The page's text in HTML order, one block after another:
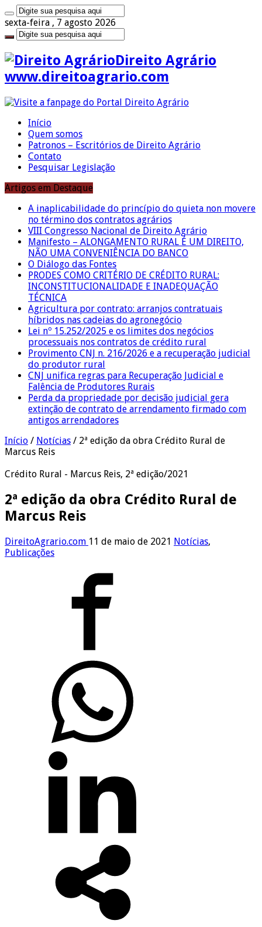
sexta-feira , 7 agosto 2026
Direito Agrário
www.direitoagrario.com
Início
Quem somos
Patronos – Escritórios de Direito Agrário
Contato
Pesquisar Legislação
Artigos em Destaque
A inaplicabilidade do princípio do quieta non movere
no término dos contratos agrários
VIII Congresso Nacional de Direito Agrário
Manifesto – ALONGAMENTO RURAL É UM DIREITO,
NÃO UMA CONVENIÊNCIA DO BANCO
O Diálogo das Fontes
PRODES COMO CRITÉRIO DE CRÉDITO RURAL:
INCONSTITUCIONALIDADE E INADEQUAÇÃO
TÉCNICA
Agricultura por contrato: arranjos contratuais
híbridos nas cadeias do agronegócio
Lei nº 15.252/2025 e os limites dos negócios
processuais nos contratos de crédito rural
Provimento CNJ n. 216/2026 e a recuperação judicial
do produtor rural
CNJ unifica regras para Recuperação Judicial e
Falência de Produtores Rurais
Perda da propriedade por decisão judicial gera
extinção de contrato de arrendamento firmado com
antigos arrendadores
Início / Notícias / 2ª edição da obra Crédito Rural de
Marcus Reis
Crédito Rural - Marcus Reis, 2ª edição/2021
2ª edição da obra Crédito Rural de
Marcus Reis
DireitoAgrario.com 11 de maio de 2021 Notícias,
Publicações